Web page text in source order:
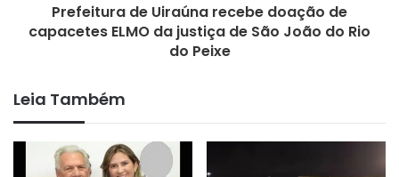
Prefeitura de Uiraúna recebe doação de
capacetes ELMO da justiça de São João do Rio
do Peixe
Leia Também